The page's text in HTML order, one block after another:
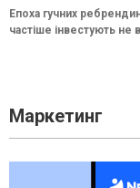
Епоха гучних
частіше інвестують не
Маркетинг